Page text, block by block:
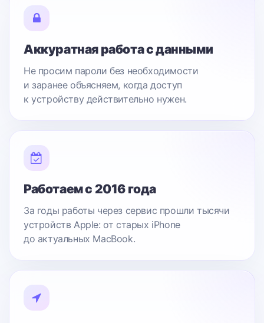
Аккуратная работа с данными
Не просим пароли без необходимости
и заранее объясняем, когда доступ
к устройству действительно нужен.
Работаем с 2016 года
За годы работы через сервис прошли тысячи
устройств Apple: от старых iPhone
до актуальных MacBook.